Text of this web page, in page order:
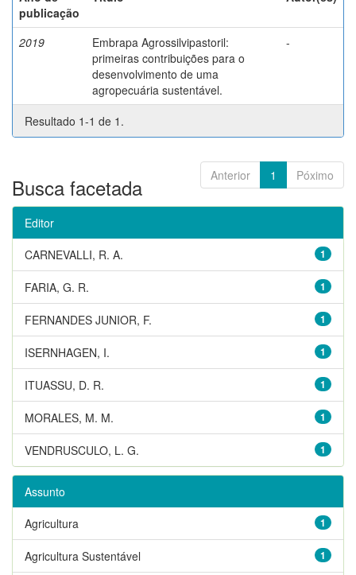
publicação
2019
Embrapa Agrossilvipastoril:
primeiras contribuições para o
desenvolvimento de uma
agropecuária sustentável.
-
Resultado 1-1 de 1.
Anterior 1 Póximo
Busca facetada
Editor
1
CARNEVALLI, R. A.
1
FARIA, G. R.
1
FERNANDES JUNIOR, F.
1
ISERNHAGEN, I.
1
ITUASSU, D. R.
1
MORALES, M. M.
1
VENDRUSCULO, L. G.
Assunto
1
Agricultura
1
Agricultura Sustentável